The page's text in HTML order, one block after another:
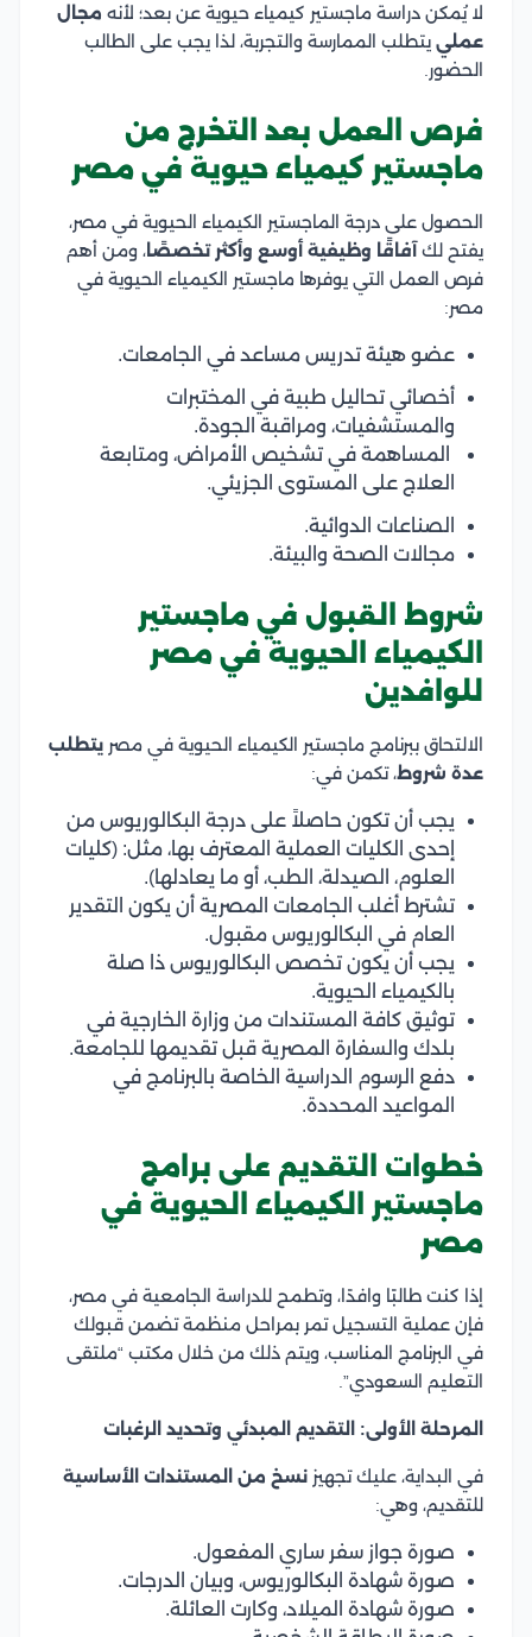
لا يُمكن دراسة ماجستير كيمياء حيوية عن بعد؛ لأنه مجال
عملي يتطلب الممارسة والتجربة، لذا يجب على الطالب
الحضور.
فرص العمل بعد التخرج من
ماجستير كيمياء حيوية في مصر
الحصول على درجة الماجستير الكيمياء الحيوية في مصر،
يفتح لك آفاقًا وظيفية أوسع وأكثر تخصصًا، ومن أهم
فرص العمل التي يوفرها ماجستير الكيمياء الحيوية في
مصر:
عضو هيئة تدريس مساعد في الجامعات.
أخصائي تحاليل طبية في المختبرات
والمستشفيات، ومراقبة الجودة.
المساهمة في تشخيص الأمراض، ومتابعة
العلاج على المستوى الجزيئي.
الصناعات الدوائية.
مجالات الصحة والبيئة.
شروط القبول في ماجستير
الكيمياء الحيوية في مصر
للوافدين
الالتحاق ببرنامج ماجستير الكيمياء الحيوية في مصر يتطلب
عدة شروط، تكمن في:
يجب أن تكون حاصلاً على درجة البكالوريوس من
إحدى الكليات العملية المعترف بها، مثل: (كليات
العلوم، الصيدلة، الطب، أو ما يعادلها).
تشترط أغلب الجامعات المصرية أن يكون التقدير
العام في البكالوريوس مقبول.
يجب أن يكون تخصص البكالوريوس ذا صلة
بالكيمياء الحيوية.
توثيق كافة المستندات من وزارة الخارجية في
بلدك والسفارة المصرية قبل تقديمها للجامعة.
دفع الرسوم الدراسية الخاصة بالبرنامج في
المواعيد المحددة.
خطوات التقديم على برامج
ماجستير الكيمياء الحيوية في
مصر
إذا كنت طالبًا وافدًا، وتطمح للدراسة الجامعية في مصر،
فإن عملية التسجيل تمر بمراحل منظمة تضمن قبولك
في البرنامج المناسب، ويتم ذلك من خلال مكتب “ملتقى
التعليم السعودي”.
المرحلة الأولى: التقديم المبدئي وتحديد الرغبات
في البداية، عليك تجهيز نسخ من المستندات الأساسية
للتقديم، وهي:
صورة جواز سفر ساري المفعول.
صورة شهادة البكالوريوس، وبيان الدرجات.
صورة شهادة الميلاد، وكارت العائلة.